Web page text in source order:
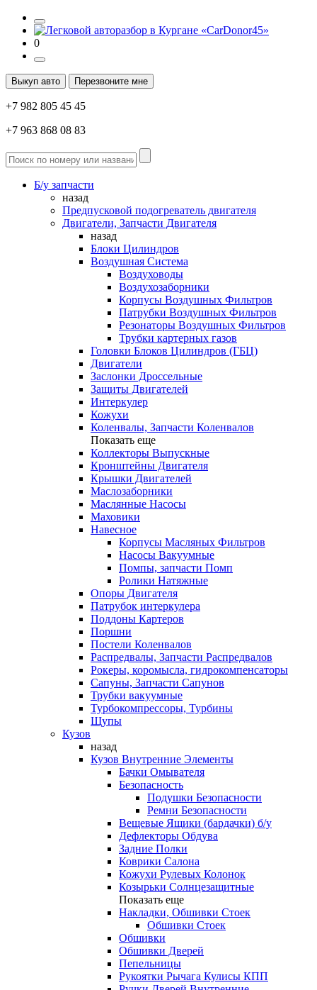
0
Выкуп авто Перезвоните мне
+7 982 805 45 45
+7 963 868 08 83
Б/у запчасти
назад
Предпусковой подогреватель двигателя
Двигатели, Запчасти Двигателя
назад
Блоки Цилиндров
Воздушная Система
Воздуховоды
Воздухозаборники
Корпусы Воздушных Фильтров
Патрубки Воздушных Фильтров
Резонаторы Воздушных Фильтров
Трубки картерных газов
Головки Блоков Цилиндров (ГБЦ)
Двигатели
Заслонки Дроссельные
Защиты Двигателей
Интеркулер
Кожухи
Коленвалы, Запчасти Коленвалов
Показать еще
Коллекторы Выпускные
Кронштейны Двигателя
Крышки Двигателей
Маслозаборники
Маслянные Насосы
Маховики
Навесное
Корпусы Масляных Фильтров
Насосы Вакуумные
Помпы, запчасти Помп
Ролики Натяжные
Опоры Двигателя
Патрубок интеркулера
Поддоны Картеров
Поршни
Постели Коленвалов
Распредвалы, Запчасти Распредвалов
Рокеры, коромысла, гидрокомпенсаторы
Сапуны, Запчасти Сапунов
Трубки вакуумные
Турбокомпрессоры, Турбины
Щупы
Кузов
назад
Кузов Внутренние Элементы
Бачки Омывателя
Безопасность
Подушки Безопасности
Ремни Безопасности
Вещевые Ящики (бардачки) б/у
Дефлекторы Обдува
Задние Полки
Коврики Салона
Кожухи Рулевых Колонок
Козырьки Солнцезащитные
Показать еще
Накладки, Обшивки Стоек
Обшивки Стоек
Обшивки
Обшивки Дверей
Пепельницы
Рукоятки Рычага Кулисы КПП